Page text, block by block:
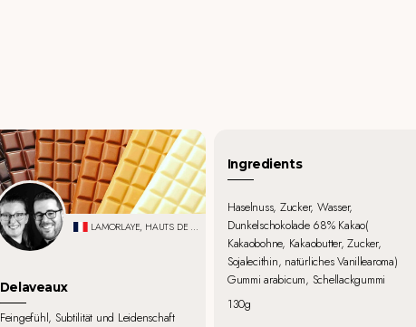
LAMORLAYE, HAUTS DE FRANCE
Delaveaux
Feingefühl, Subtilität und Leidenschaft
Ingredients
Haselnuss, Zucker, Wasser,
Dunkelschokolade 68% Kakao(
Kakaobohne, Kakaobutter, Zucker,
Sojalecithin, natürliches Vanillearoma)
Gummi arabicum, Schellackgummi
130g